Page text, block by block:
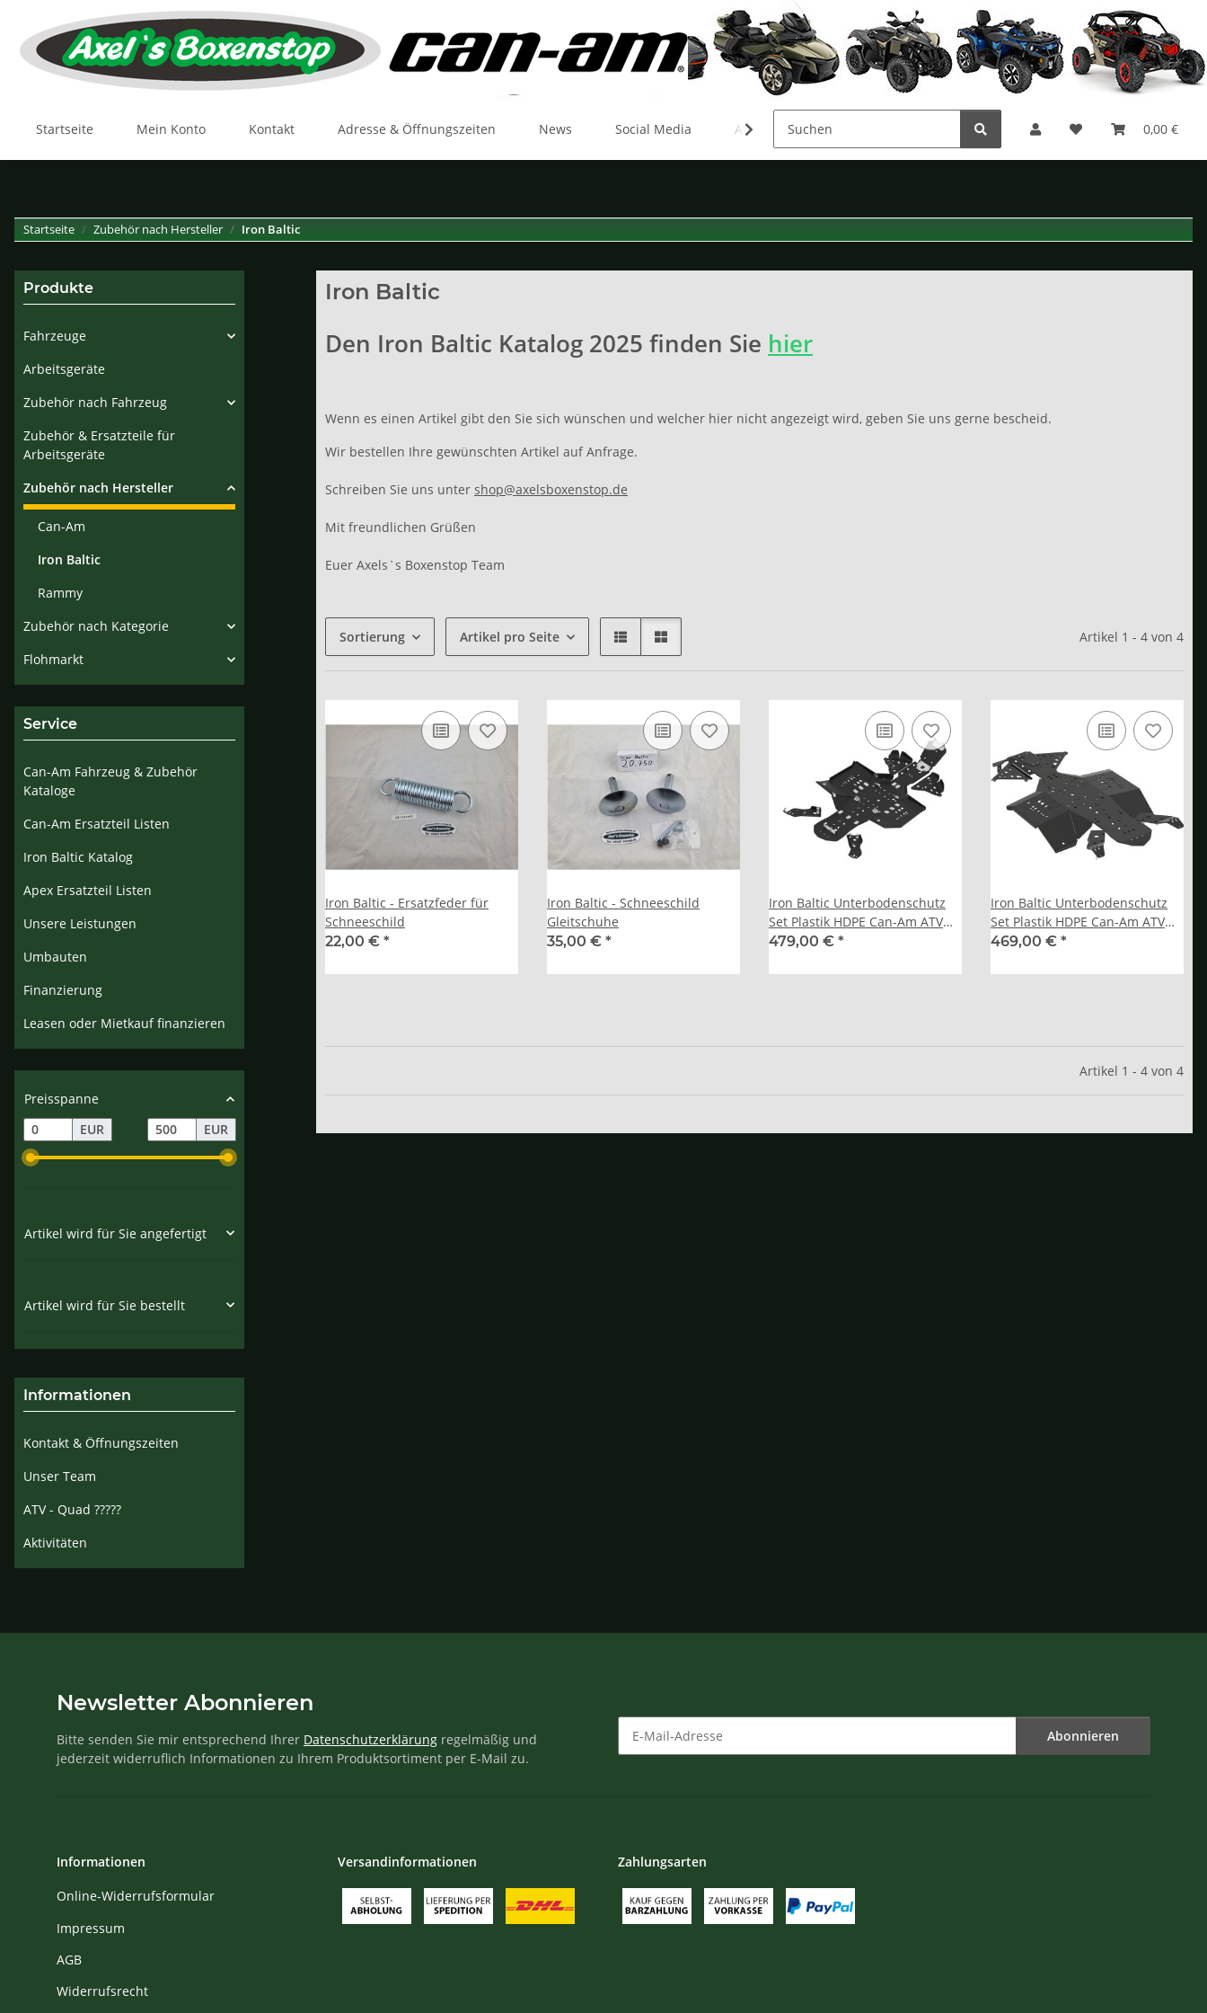
0,00 €
Startseite Mein Konto Kontakt Adresse & Öffnungszeiten News Social Media Aktionen
Startseite Zubehör nach Hersteller Iron Baltic
Iron Baltic
Den Iron Baltic Katalog 2025 finden Sie hier
Wenn es einen Artikel gibt den Sie sich wünschen und welcher hier nicht angezeigt wird, geben Sie uns gerne bescheid.
Wir bestellen Ihre gewünschten Artikel auf Anfrage.
Schreiben Sie uns unter shop@axelsboxenstop.de
Mit freundlichen Grüßen
Euer Axels`s Boxenstop Team
Sortierung Artikel pro Seite Artikel 1 - 4 von 4
Iron Baltic - Ersatzfeder für
Schneeschild
22,00 € *
Iron Baltic - Schneeschild
Gleitschuhe
35,00 € *
Iron Baltic Unterbodenschutz
Set Plastik HDPE Can-Am ATV
G2
479,00 € *
Iron Baltic Unterbodenschutz
Set Plastik HDPE Can-Am ATV
G2L
469,00 € *
Artikel 1 - 4 von 4
Produkte
Fahrzeuge
Arbeitsgeräte
Zubehör nach Fahrzeug
Zubehör & Ersatzteile für
Arbeitsgeräte
Zubehör nach Hersteller
Can-Am
Iron Baltic
Rammy
Zubehör nach Kategorie
Flohmarkt
Service
Can-Am Fahrzeug & Zubehör
Kataloge
Can-Am Ersatzteil Listen
Iron Baltic Katalog
Apex Ersatzteil Listen
Unsere Leistungen
Umbauten
Finanzierung
Leasen oder Mietkauf finanzieren
Preisspanne
EUR
EUR
Artikel wird für Sie angefertigt
Artikel wird für Sie bestellt
Informationen
Kontakt & Öffnungszeiten
Unser Team
ATV - Quad ?????
Aktivitäten
Newsletter Abonnieren
Bitte senden Sie mir entsprechend Ihrer Datenschutzerklärung regelmäßig und
jederzeit widerruflich Informationen zu Ihrem Produktsortiment per E-Mail zu.
Abonnieren
Informationen
Online-Widerrufsformular
Impressum
AGB
Widerrufsrecht
Versandinformationen Zahlungsarten